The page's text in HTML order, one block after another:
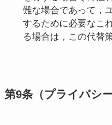
難な場合であって，
するために必要なこ
る場合は，この代替
第9条（プライバシ